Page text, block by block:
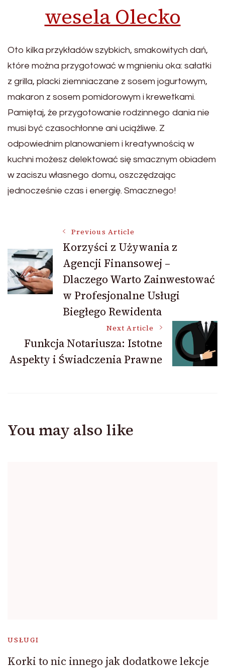
wesela Olecko
Oto kilka przykładów szybkich, smakowitych dań,
które można przygotować w mgnieniu oka: sałatki
z grilla, placki ziemniaczane z sosem jogurtowym,
makaron z sosem pomidorowym i krewetkami.
Pamiętaj, że przygotowanie rodzinnego dania nie
musi być czasochłonne ani uciążliwe. Z
odpowiednim planowaniem i kreatywnością w
kuchni możesz delektować się smacznym obiadem
w zaciszu własnego domu, oszczędzając
jednocześnie czas i energię. Smacznego!
Navigation
Previous Article
Korzyści z Używania z
Agencji Finansowej –
Dlaczego Warto Zainwestować
w Profesjonalne Usługi
Biegłego Rewidenta
Next Article
Funkcja Notariusza: Istotne
Aspekty i Świadczenia Prawne
You may also like
USŁUGI
Korki to nic innego jak dodatkowe lekcje